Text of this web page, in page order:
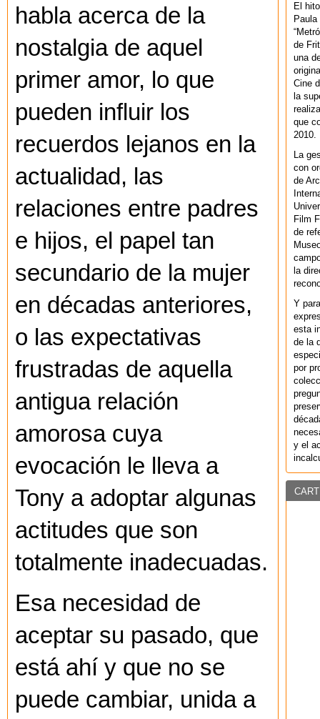
habla acerca de la
nostalgia de aquel
primer amor, lo que
pueden influir los
recuerdos lejanos en la
actualidad, las
relaciones entre padres
e hijos, el papel tan
secundario de la mujer
en décadas anteriores,
o las expectativas
frustradas de aquella
antigua relación
amorosa cuya
evocación le lleva a
Tony a adoptar algunas
actitudes que son
totalmente inadecuadas.
Esa necesidad de
aceptar su pasado, que
está ahí y que no se
puede cambiar, unida a
El
de
una
Cine
la
que
2010.
La
con
de
Film
de
la
Y
esta
de la
por
y el